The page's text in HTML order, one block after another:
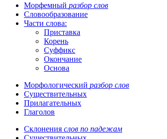
Морфемный разбор слов
Словообразование
Части слова:
Приставка
Корень
Суффикс
Окончание
Основа
Морфологический разбор слов
Существительных
Прилагательных
Глаголов
Склонения слов по падежам